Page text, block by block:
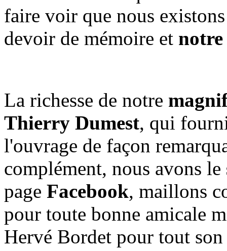
faire voir que nous
devoir de mémoire et notre
La richesse de notre
Thierry Dumest, qui
l'ouvrage de façon
complément, nous avons le
page Facebook, maillons
pour toute bonne amicale
Hervé Bordet pour tout